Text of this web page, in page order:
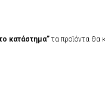
κατάστημα” τα προϊόντα θα